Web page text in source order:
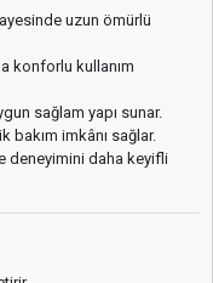
uzun ömürlü
konforlu kullanım
sağlam yapı sunar.
bakım imkânı sağlar.
deneyimini daha keyifli